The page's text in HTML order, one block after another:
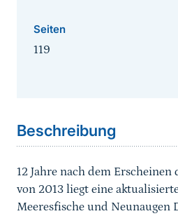
Seiten
119
Beschreibung
12 Jahre nach dem Erscheinen
von 2013 liegt eine
Meeresfische und Neunaugen